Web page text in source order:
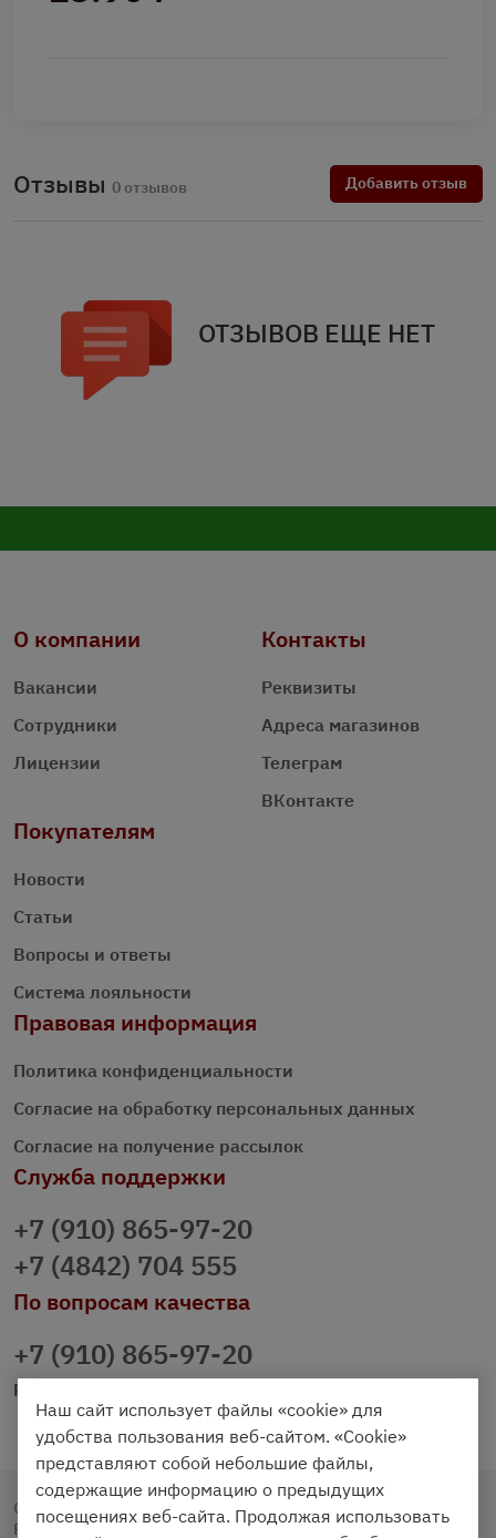
Отзывы 0 отзывов Добавить отзыв
ОТЗЫВОВ ЕЩЕ НЕТ
О компании
Вакансии
Сотрудники
Лицензии
Контакты
Реквизиты
Адреса магазинов
Телеграм
ВКонтакте
Покупателям
Новости
Статьи
Вопросы и ответы
Система лояльности
Правовая информация
Политика конфиденциальности
Согласие на обработку персональных данных
Согласие на получение рассылок
Служба поддержки
+7 (910) 865-97-20
+7 (4842) 704 555
По вопросам качества
+7 (910) 865-97-20
prazdnichniy40@palmi.ru
Copyright © 2020 - 2026. Праздничный Стол.
Разработка и продвижение - Vegas Studio
Наш сайт использует файлы «cookie» для
удобства пользования веб-сайтом. «Cookie»
представляют собой небольшие файлы,
содержащие информацию о предыдущих
посещениях веб-сайта. Продолжая использовать